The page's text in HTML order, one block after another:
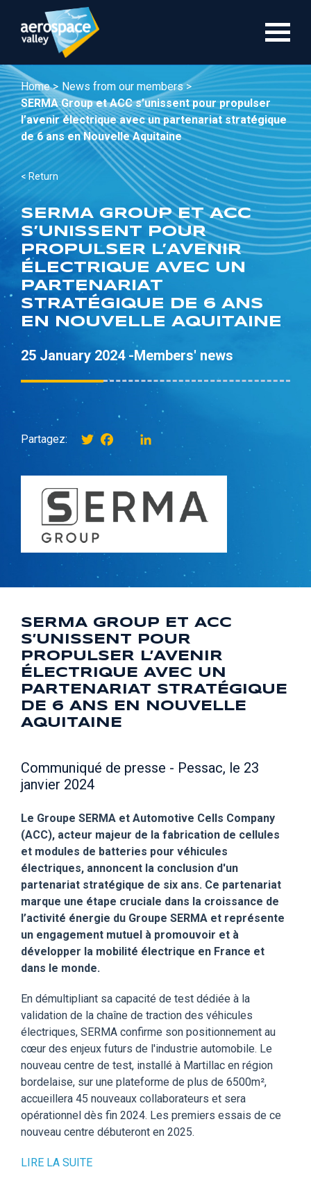
main
Home > News from our members >
SERMA Group et ACC s’unissent pour propulser
l’avenir électrique avec un partenariat stratégique
de 6 ans en Nouvelle Aquitaine
< Return
SERMA GROUP ET ACC
S’UNISSENT POUR
PROPULSER L’AVENIR
ÉLECTRIQUE AVEC UN
PARTENARIAT
STRATÉGIQUE DE 6 ANS
EN NOUVELLE AQUITAINE
25 January 2024 -Members' news
Partagez: TwitterFacebook
instagramLinkedIn
SERMA GROUP ET ACC
S’UNISSENT POUR
PROPULSER L’AVENIR
ÉLECTRIQUE AVEC UN
PARTENARIAT STRATÉGIQUE
DE 6 ANS EN NOUVELLE
AQUITAINE
Communiqué de presse - Pessac, le 23
janvier 2024
Le Groupe SERMA et Automotive Cells Company
(ACC), acteur majeur de la fabrication de cellules
et modules de batteries pour véhicules
électriques, annoncent la conclusion d'un
partenariat stratégique de six ans. Ce partenariat
marque une étape cruciale dans la croissance de
l’activité énergie du Groupe SERMA et représente
un engagement mutuel à promouvoir et à
développer la mobilité électrique en France et
dans le monde.
En démultipliant sa capacité de test dédiée à la
validation de la chaîne de traction des véhicules
électriques, SERMA confirme son positionnement au
cœur des enjeux futurs de l'industrie automobile. Le
nouveau centre de test, installé à Martillac en région
bordelaise, sur une plateforme de plus de 6500m²,
accueillera 45 nouveaux collaborateurs et sera
opérationnel dès fin 2024. Les premiers essais de ce
nouveau centre débuteront en 2025.
LIRE LA SUITE